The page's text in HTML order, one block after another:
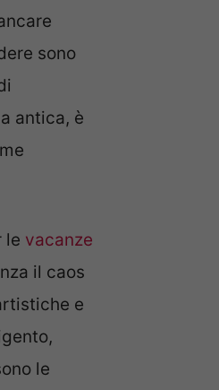
sono
antica, è
le vacanze
il caos
e
le